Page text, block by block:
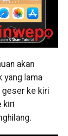
akan
yang lama
geser ke kiri
kiri